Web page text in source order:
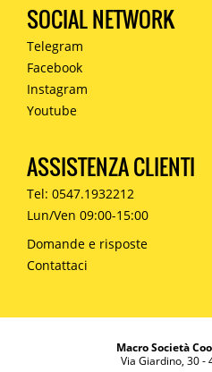
SOCIAL NETWORK
Telegram
Facebook
Instagram
Youtube
ASSISTENZA CLIENTI
Tel: 0547.1932212
Lun/Ven 09:00-15:00
Domande e risposte
Contattaci
Macro Società
Via Giardino, 30 -